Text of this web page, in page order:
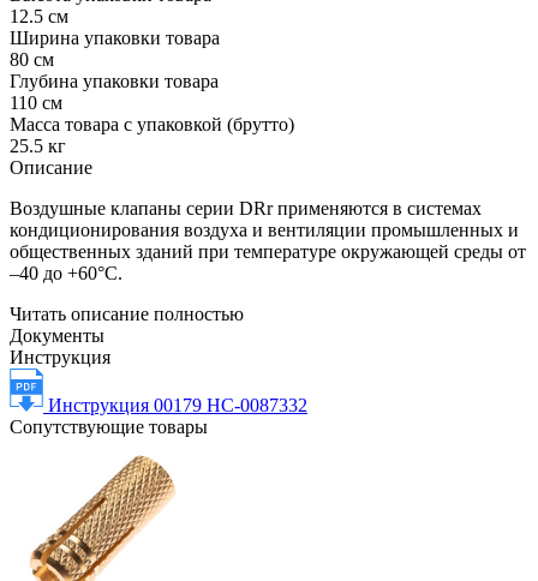
12.5 см
Ширина упаковки товара
80 см
Глубина упаковки товара
110 см
Масса товара с упаковкой (брутто)
25.5 кг
Описание
Воздушные клапаны серии DRr применяются в системах
кондиционирования воздуха и вентиляции промышленных и
общественных зданий при температуре окружающей среды от
–40 до +60°С.
Читать описание полностью
Документы
Инструкция
Инструкция 00179 НС-0087332
Сопутствующие товары